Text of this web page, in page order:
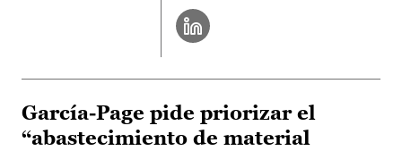
García-Page pide priorizar el
“abastecimiento de material